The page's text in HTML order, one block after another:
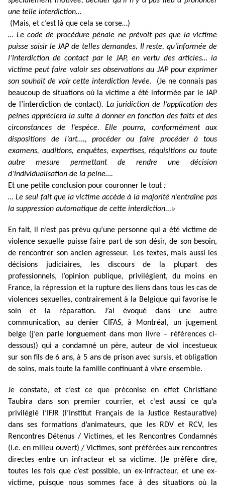
une telle interdiction…
(Mais, et c’est là que cela se corse…)
… Le code de procédure pénale ne prévoit pas que la victime
puisse saisir le JAP de telles demandes. Il reste, qu’informée de
l’interdiction de contact par le JAP, en vertu des articles… la
victime peut faire valoir ses observations au JAP pour exprimer
son souhait de voir cette interdiction levée. (Je ne connais pas
beaucoup de situations où la victime a été informée par le JAP
de l’interdiction de contact). La juridiction de l’application des
peines appréciera la suite à donner en fonction des faits et des
circonstances de l’espèce. Elle pourra, conformément aux
dispositions de l’art…., procéder ou faire procéder à tous
examens, auditions, enquêtes, expertises, réquisitions ou toute
autre mesure permettant de rendre une décision
d’individualisation de la peine….
Et une petite conclusion pour couronner le tout :
… Le seul fait que la victime accède à la majorité n’entraîne pas
la suppression automatique de cette interdiction...»
En fait, il n’est pas prévu qu’une personne qui a été victime de
violence sexuelle puisse faire part de son désir, de son besoin,
de rencontrer son ancien agresseur. Les textes, mais aussi les
décisions judiciaires, les discours de la plupart des
professionnels, l’opinion publique, privilégient, du moins en
France, la répression et la rupture des liens dans tous les cas de
violences sexuelles, contrairement à la Belgique qui favorise le
soin et la réparation. J’ai évoqué dans une autre
communication, au denier CIFAS, à Montréal, un jugement
belge (j’en parle longuement dans mon livre – références ci-
dessous)) qui a condamné un père, auteur de viol incestueux
sur son fils de 6 ans, à 5 ans de prison avec sursis, et obligation
de soins, mais toute la famille continuant à vivre ensemble.
Je constate, et c’est ce que préconise en effet Christiane
Taubira dans son premier courrier, et c’est aussi ce qu’a
privilégié l’IFJR (l’Institut Français de la Justice Restaurative)
dans ses formations d’animateurs, que les RDV et RCV, les
Rencontres Détenus / Victimes, et les Rencontres Condamnés
(i.e. en milieu ouvert) / Victimes, sont préférées aux rencontres
directes entre un infracteur et sa victime. (Je préfère dire,
toutes les fois que c’est possible, un ex-infracteur, et une ex-
victime, puisque nous sommes face à des situations où la